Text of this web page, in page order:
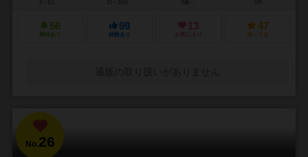
56
興味あり
99
経験あり
13
お気に入り
47
持ってる
No.26